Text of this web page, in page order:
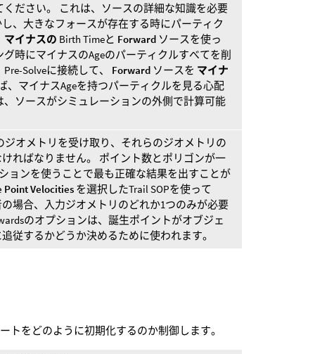
ください。 これは、ソースの詳細な知識を必要
、大きなフォースが存在する時にパーティク
マイナスの Birth Timeと Forward ソースを使っ
時にマイナスのAgeのパーティクルすべてを削
Solveに接続して、 Forward ソースを マイナ
、マイナスAgeを持つパーティクルを見る心配
ソースがシミュレーションの外側で計算可能
ジオメトリを受け取り、それらのジオメトリの
ればなりません。 ポイント数とポリゴンが一
ョンを使うことで最も正確な結果を出すことが
Point Velocities を選択したTrail SOPを使って
場合、入力ジオメトリのどれか1つのみが必要
のオプションは、誕生ポイントがオブジェ
従するかどうか決めるために使われます。
をどのように初期化するのか制御します。